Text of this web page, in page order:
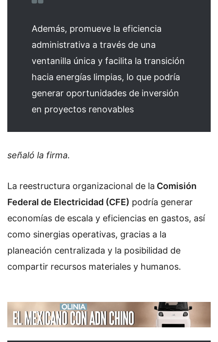
Además, promueve la eficiencia
administrativa a través de una
ventanilla única y facilita la transición
hacia energías limpias, lo que podría
generar oportunidades de inversión
en proyectos renovables
señaló la firma.
La reestructura organizacional de la Comisión
Federal de Electricidad (CFE) podría generar
economías de escala y eficiencias en gastos, así
como sinergias operativas, gracias a la
planeación centralizada y la posibilidad de
compartir recursos materiales y humanos.